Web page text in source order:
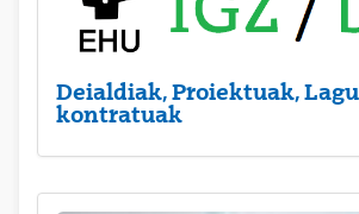
Deialdiak, Proiektuak,
kontratuak